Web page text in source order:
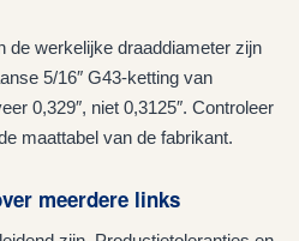
de werkelijke draaddiameter zijn
5/16″ G43-ketting van
0,329″, niet 0,3125″. Controleer
maattabel van de fabrikant.
meerdere links